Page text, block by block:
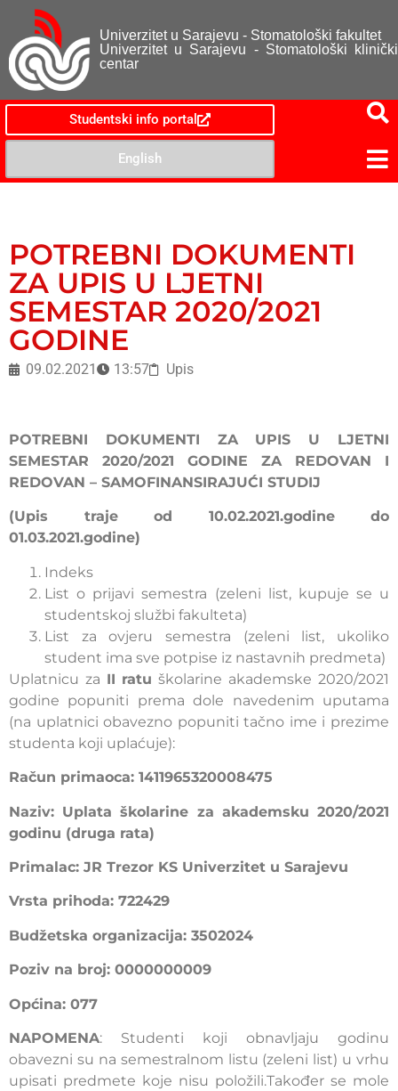
Univerzitet u Sarajevu - Stomatološki fakultet
Univerzitet u Sarajevu - Stomatološki klinički
centar
Studentski info portal
English
POTREBNI DOKUMENTI
ZA UPIS U LJETNI
SEMESTAR 2020/2021
GODINE
09.02.2021 13:57 Upis
POTREBNI DOKUMENTI ZA UPIS U LJETNI
SEMESTAR 2020/2021 GODINE ZA REDOVAN I
REDOVAN – SAMOFINANSIRAJUĆI STUDIJ
(Upis traje od 10.02.2021.godine do
01.03.2021.godine)
Indeks
List o prijavi semestra (zeleni list, kupuje se u
studentskoj službi fakulteta)
List za ovjeru semestra (zeleni list, ukoliko
student ima sve potpise iz nastavnih predmeta)
Uplatnicu za II ratu školarine akademske 2020/2021
godine popuniti prema dole navedenim uputama
(na uplatnici obavezno popuniti tačno ime i prezime
studenta koji uplaćuje):
Račun primaoca: 1411965320008475
Naziv: Uplata školarine za akademsku 2020/2021
godinu (druga rata)
Primalac: JR Trezor KS Univerzitet u Sarajevu
Vrsta prihoda: 722429
Budžetska organizacija: 3502024
Poziv na broj: 0000000009
Općina: 077
NAPOMENA: Studenti koji obnavljaju godinu
obavezni su na semestralnom listu (zeleni list) u vrhu
upisati predmete koje nisu položili.Također se mole